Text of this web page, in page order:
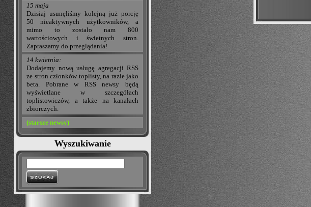
15 maja
Dzisiaj usunęliśmy kolejną już porcję
50 nieaktywnych użytkowników, a
mimo to zostało nam 800
wartościowych i świetnych stron.
Zapraszamy do przeglądania!
14 kwietnia:
Dodajemy nową usługę agregacji RSS
ze stron członków toplisty, na razie jako
beta. Pobrane w RSS newsy będą
wyświetlane w szczegółach
toplistowiczów, a także na kanałach
zbiorczych.
(starsze newsy)
Wyszukiwanie